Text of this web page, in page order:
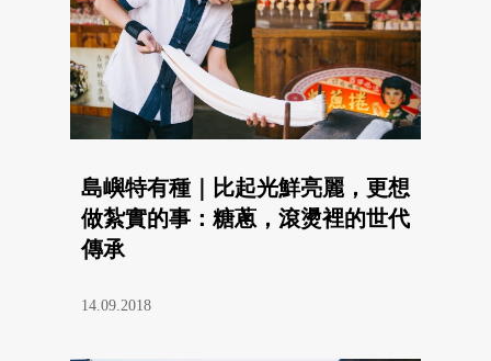
島嶼特有種｜比起光鮮亮麗，更想
做紮實的事：糖蔥，滾燙裡的世代
傳承
14.09.2018